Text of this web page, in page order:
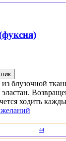
блузочной
эластан.
ходить
44